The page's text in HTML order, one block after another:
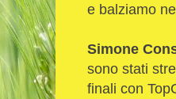
e balziamo
Simone
sono stati
finali con